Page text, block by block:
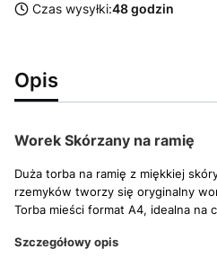
Czas wysyłki:48 godzin
Opis
Worek Skórzany na ramię
Duża torba na ramię z miękkiej
rzemyków tworzy się oryginalny
Torba mieści format A4, idealna na
Szczegółowy opis